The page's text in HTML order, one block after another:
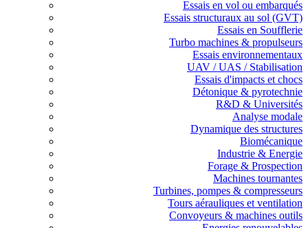
Essais en vol ou embarqués
Essais structuraux au sol (GVT)
Essais en Soufflerie
Turbo machines & propulseurs
Essais environnementaux
UAV / UAS / Stabilisation
Essais d'impacts et chocs
Détonique & pyrotechnie
R&D & Universités
Analyse modale
Dynamique des structures
Biomécanique
Industrie & Energie
Forage & Prospection
Machines tournantes
Turbines, pompes & compresseurs
Tours aérauliques et ventilation
Convoyeurs & machines outils